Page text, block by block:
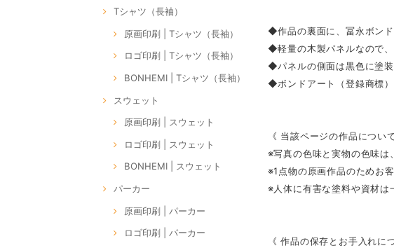
Tシャツ（長袖）
原画印刷 | Tシャツ（長袖）
ロゴ印刷 | Tシャツ（長袖）
BONHEMI | Tシャツ（長袖）
スウェット
原画印刷 | スウェット
ロゴ印刷 | スウェット
BONHEMI | スウェット
パーカー
原画印刷 | パーカー
ロゴ印刷 | パーカー
◆作品の裏面に、冨永ボン
◆軽量の木製パネルなので、
◆パネルの側面は黒色に塗装
◆ボンドアート（登録商標
《 当該ページの作品につい
※写真の色味と実物の色味は
※1点物の原画作品のためお
※人体に有害な塗料や資材は
《 作品の保存とお手入れに